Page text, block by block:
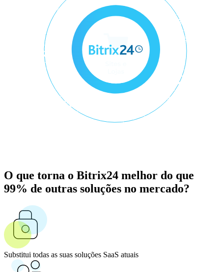
O que torna o Bitrix24 melhor do que
99% de outras soluções no mercado?
Substitui todas as suas soluções SaaS atuais